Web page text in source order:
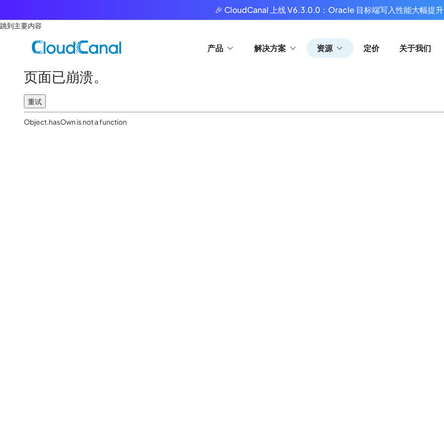
🎉 CloudCanal 上线 V6.3.0.0：Oracle 目标端写入性能大幅提升
跳到主要内容
产品 解决方案 资源 定价 关于我们
页面已崩溃。
重试
Object.hasOwn is not a function